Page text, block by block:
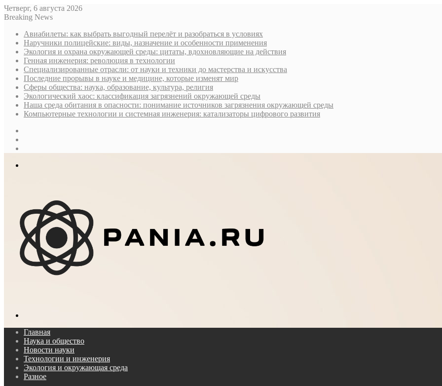
Четверг, 6 августа 2026
Breaking News
Авиабилеты: как выбрать выгодный перелёт и разобраться в условиях
Наручники полицейские: виды, назначение и особенности применения
Экология и охрана окружающей среды: цитаты, вдохновляющие на действия
Генная инженерия: революция в технологии
Специализированные отрасли: от науки и техники до мастерства и искусства
Последние прорывы в науке и медицине, которые изменят мир
Сферы общества: наука, образование, культура, религия
Экологический хаос: классификация загрязнений окружающей среды
Наша среда обитания в опасности: понимание источников загрязнения окружающей среды
Компьютерные технологии и системная инженерия: катализаторы цифрового развития
Главная
Наука и общество
Новости науки
Технологии и инженерия
Экология и окружающая среда
Разное